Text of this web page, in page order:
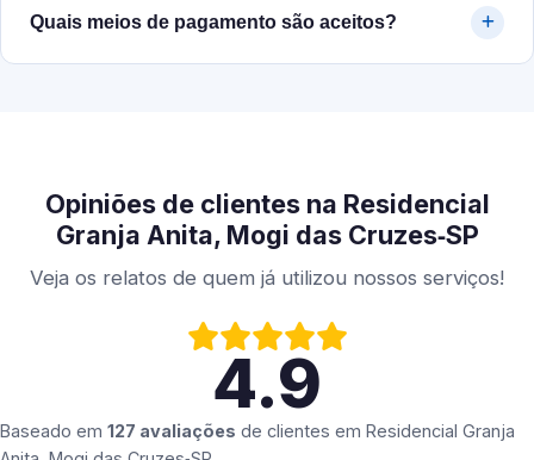
Quais meios de pagamento são aceitos?
Opiniões de clientes na Residencial
Granja Anita, Mogi das Cruzes‑SP
Veja os relatos de quem já utilizou nossos serviços!
4.9
Baseado em 127 avaliações de clientes em Residencial Granja